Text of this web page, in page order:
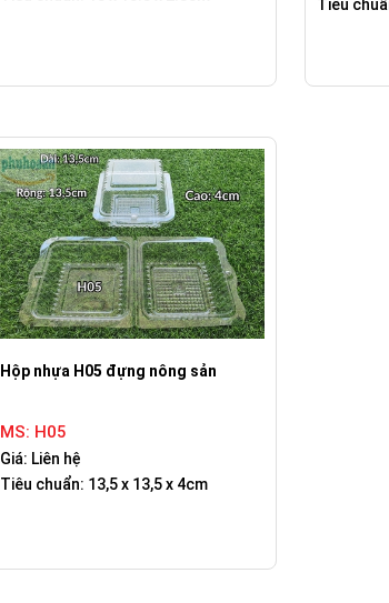
Tiêu
Hộp nhựa H05 đựng nông sản
MS: H05
Giá: Liên hệ
Tiêu chuẩn: 13,5 x 13,5 x 4cm